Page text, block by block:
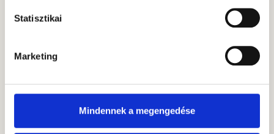
Statisztikai
Marketing
Mindennek a megengedése
sikeres teljesítésével
ismereteit. 15 éves
banki és pénzügyi
különösen a
tőkepiacokon.